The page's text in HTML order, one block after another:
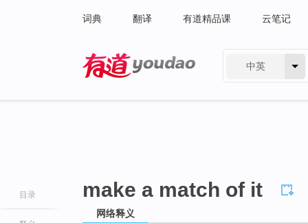
词典 翻译 有道精品课 云笔记
中英
目录 make a match of it
网络释义